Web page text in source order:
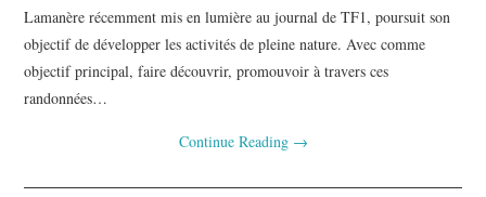
Lamanère récemment mis en lumière au journal de TF1, poursuit son
objectif de développer les activités de pleine nature. Avec comme
objectif principal, faire découvrir, promouvoir à travers ces
randonnées…
Continue Reading →